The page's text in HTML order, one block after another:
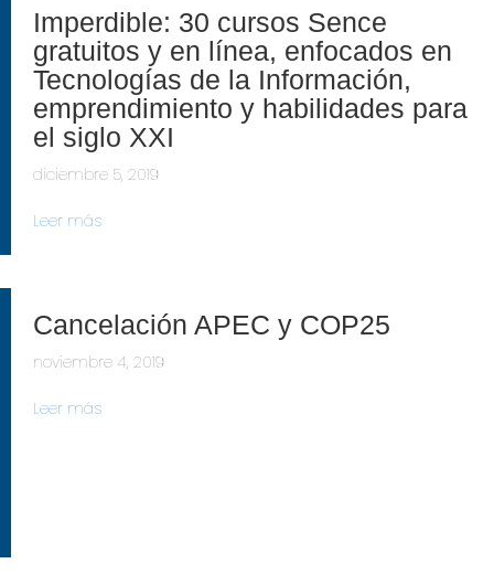
Imperdible: 30 cursos Sence
gratuitos y en línea, enfocados en
Tecnologías de la Información,
emprendimiento y habilidades para
el siglo XXI
diciembre 5, 2019
Leer más
Cancelación APEC y COP25
noviembre 4, 2019
Leer más